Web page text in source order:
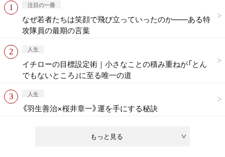
もっと見る
注目の一冊
なぜ若者たちは笑顔で飛び立っていったのか——ある特
攻隊員の最期の言葉
人生
イチローの目標設定術｜小さなことの積み重ねが「とん
でもないところ」に至る唯一の道
人生
《羽生善治×桜井章一》運を手にする秘訣